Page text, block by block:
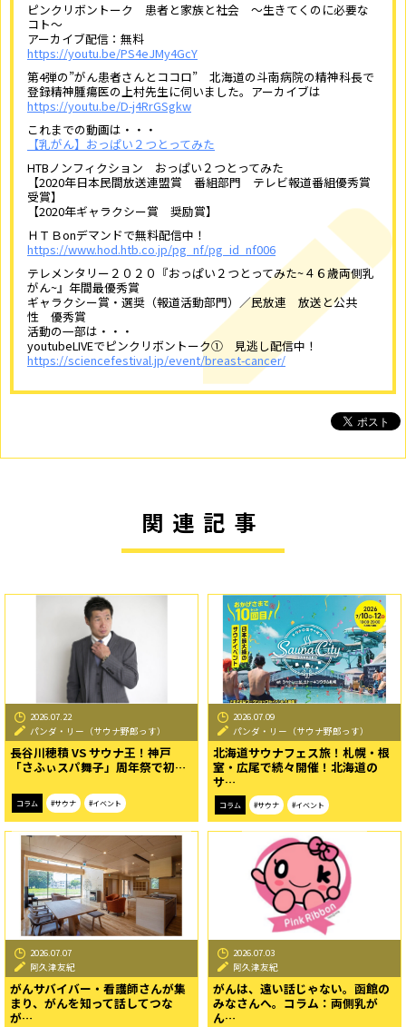
ピンクリボントーク 患者と家族と社会 ～生きてくのに必要な
コト～
アーカイブ配信：無料
https://youtu.be/PS4eJMy4GcY
第4弾の”がん患者さんとココロ” 北海道の斗南病院の精神科長で
登録精神腫瘍医の上村先生に伺いました。アーカイブは
https://youtu.be/D-j4RrGSgkw
これまでの動画は・・・
【乳がん】おっぱい２つとってみた
HTBノンフィクション おっぱい２つとってみた
【2020年日本民間放送連盟賞 番組部門 テレビ報道番組優秀賞
受賞】
【2020年ギャラクシー賞 奨励賞】
ＨＴＢonデマンドで無料配信中！
https://www.hod.htb.co.jp/pg_nf/pg_id_nf006
テレメンタリー２０２０『おっぱい２つとってみた~４６歳両側乳
がん~』年間最優秀賞
ギャラクシー賞・選奨（報道活動部門）／民放連 放送と公共
性 優秀賞
活動の一部は・・・
youtubeLIVEでピンクリボントーク① 見逃し配信中！
https://sciencefestival.jp/event/breast-cancer/
関連記事
2026.07.22
パンダ・リー（サウナ野郎っす）
長谷川穂積 VS サウナ王！神戸
「さふぃスパ舞子」周年祭で初…
コラム #サウナ #イベント
2026.07.09
パンダ・リー（サウナ野郎っす）
北海道サウナフェス旅！札幌・根
室・広尾で続々開催！北海道の
サ…
コラム #サウナ #イベント
2026.07.07
阿久津友紀
がんサバイバー・看護師さんが集
まり、がんを知って話してつな
が…
2026.07.03
阿久津友紀
がんは、遠い話じゃない。函館の
みなさんへ。コラム：両側乳が
ん…